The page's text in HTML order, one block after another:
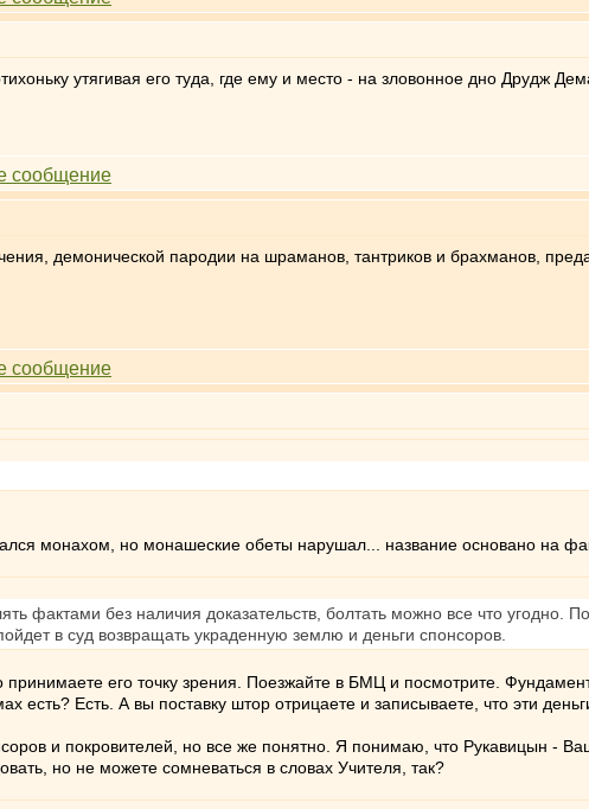
утягивая его туда, где ему и место - на зловонное дно Друдж
демонической пародии на шраманов, тантриков и брахманов,
монахом, но монашеские обеты нарушал... название основано на
фактами без наличия доказательств, болтать можно все что угодно.
в суд возвращать украденную землю и деньги спонсоров.
его точку зрения. Поезжайте в БМЦ и посмотрите.
есть? Есть. А вы поставку штор отрицаете и записываете, что эти
и покровителей, но все же понятно. Я понимаю, что Рукавицын -
но не можете сомневаться в словах Учителя, так?